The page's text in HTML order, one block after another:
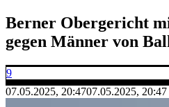
Berner Obergericht
gegen Männer von
9
07.05.2025, 20:4707.05.2025, 20:47